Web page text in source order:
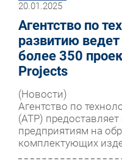
20.01.2025
Агентство по
развитию
более 350
Projects
(Новости)
Агентство по
(АТР)
предприятиям на
комплектующих